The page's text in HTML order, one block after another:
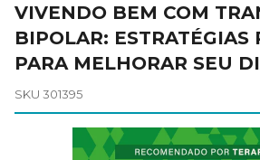
VIVENDO BEM COM
BIPOLAR: ESTRATÉGIAS
PARA MELHORAR SEU
SKU 301395